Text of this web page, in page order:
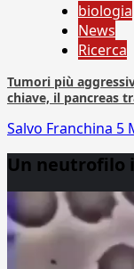
biologia
News
Ricerca
Tumori più
chiave, il pancreas
Salvo Franchina 5
Un neutrofilo
Player